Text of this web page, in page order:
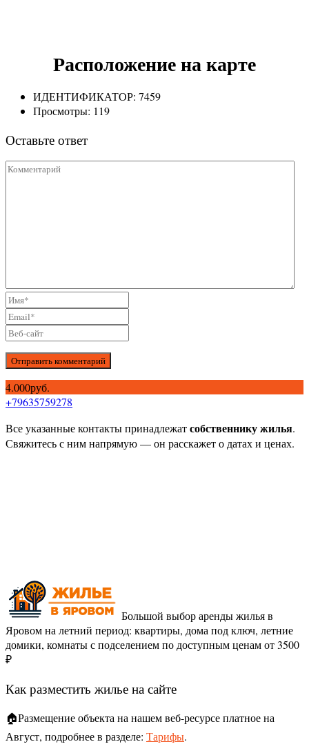
Расположение на карте
ИДЕНТИФИКАТОР: 7459
Просмотры: 119
Оставьте ответ
Отправить комментарий
4.000руб.
+79635759278
Все указанные контакты принадлежатсобственнику жилья.
Свяжитесь с ним напрямую — он расскажет о датах и ценах.
Большой выбор аренды жилья в
Яровом на летний период: квартиры, дома под ключ, летние
домики, комнаты с подселением по доступным ценам от 3500
₽
Как разместить жилье на сайте
🏠Размещение объекта на нашем веб-ресурсе платное на
Август, подробнее в разделе: Тарифы.